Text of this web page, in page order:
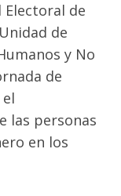
Electoral de
de
y No
de
las personas
en los